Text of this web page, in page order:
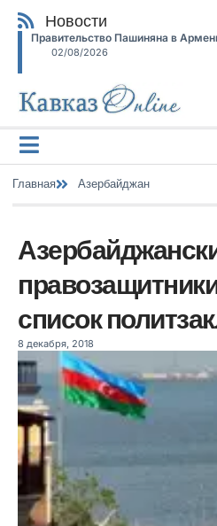
Новости
Правительство Пашиняна в
02/08/2026
Главная Азербайджан
список
8 декабря, 2018